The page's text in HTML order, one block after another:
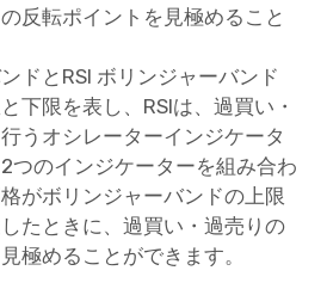
反転ポイントを見極めること
ドとRSI ボリンジャーバンド
下限を表し、RSIは、過買い・
うオシレーターインジケータ
つのインジケーターを組み合わ
がボリンジャーバンドの上限
たときに、過買い・過売りの
極めることができます。